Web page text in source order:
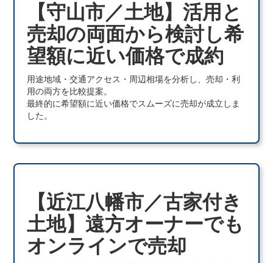
【守山市／土地】活用と
売却の両面から検討し希
望額に近い価格で成約
用途地域・交通アクセス・周辺相場を分析し、売却・利
用の両方を比較提案。
最終的に希望額に近い価格でスムーズに売却が成立しま
した。
【近江八幡市／古家付き
土地】遠方オーナーでも
オンラインで売却